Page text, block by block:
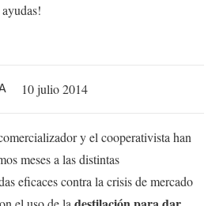
10 julio 2014
y el cooperativista han
meses a las distintas
eficaces contra la crisis de mercado